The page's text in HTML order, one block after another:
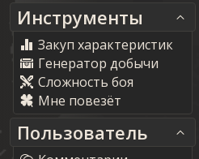
Инструменты
Закуп характеристик
Генератор добычи
Сложность боя
Мне повезёт
Пользователь